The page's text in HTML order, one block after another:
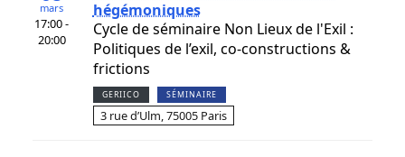
mars
17:00 -
20:00
hégémoniques
Cycle de séminaire Non Lieux de l'Exil :
Politiques de l’exil, co-constructions &
frictions
GERIICO SÉMINAIRE
3 rue d’Ulm, 75005 Paris